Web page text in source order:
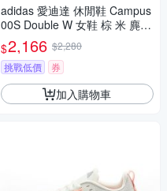
adidas 愛迪達 休閒鞋 Campus
00S Double W 女鞋 棕 米 麂皮
復古 膠底 板鞋 JQ8318
$2,166 $2,280
挑戰低價
券
加入購物車